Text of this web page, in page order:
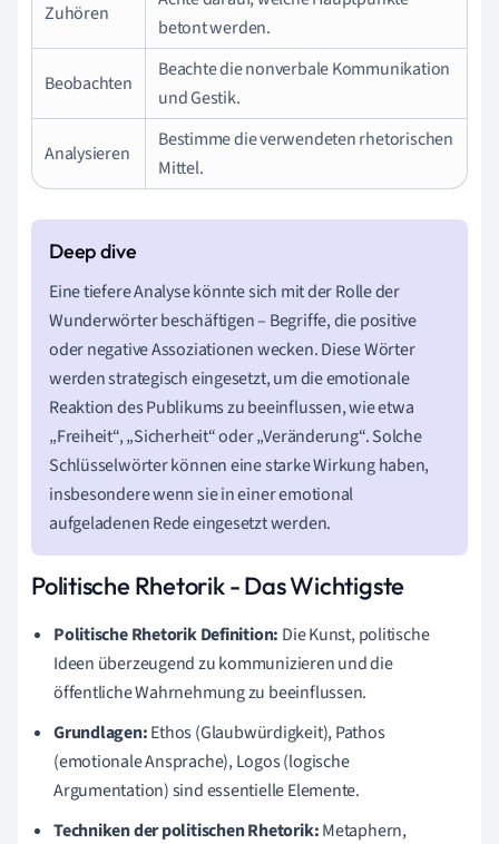
Zuhören
betont werden.
Beobachten
Beachte die nonverbale Kommunikation
und Gestik.
Analysieren
Bestimme die verwendeten rhetorischen
Mittel.
Eine tiefere Analyse könnte sich mit der Rolle der
Wunderwörter beschäftigen – Begriffe, die positive
oder negative Assoziationen wecken. Diese Wörter
werden strategisch eingesetzt, um die emotionale
Reaktion des Publikums zu beeinflussen, wie etwa
„Freiheit“, „Sicherheit“ oder „Veränderung“. Solche
Schlüsselwörter können eine starke Wirkung haben,
insbesondere wenn sie in einer emotional
aufgeladenen Rede eingesetzt werden.
Politische Rhetorik - Das Wichtigste
Politische Rhetorik Definition: Die Kunst, politische
Ideen überzeugend zu kommunizieren und die
öffentliche Wahrnehmung zu beeinflussen.
Grundlagen:Ethos (Glaubwürdigkeit), Pathos
(emotionale Ansprache), Logos (logische
Argumentation) sind essentielle Elemente.
Techniken der politischen Rhetorik:Metaphern,